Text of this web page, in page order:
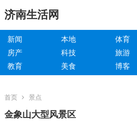
济南生活网
新闻 本地 体育
房产
科技 旅游
教育
美食 博客
首页 景点
金象山大型风景区